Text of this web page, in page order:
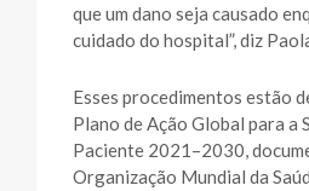
que um dano seja causado
cuidado do hospital”, diz
Esses procedimentos estão
Plano de Ação Global para a
Paciente 2021–2030,
Organização Mundial da